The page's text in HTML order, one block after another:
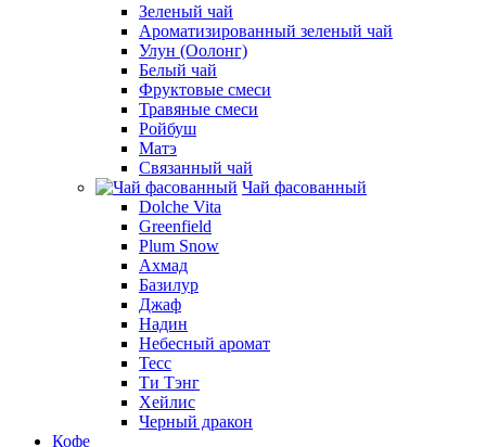
Зеленый чай
Ароматизированный зеленый чай
Улун (Оолонг)
Белый чай
Фруктовые смеси
Травяные смеси
Ройбуш
Матэ
Связанный чай
Чай фасованный
Dolche Vita
Greenfield
Plum Snow
Ахмад
Базилур
Джаф
Надин
Небесный аромат
Тесс
Ти Тэнг
Хейлис
Черный дракон
Кофе